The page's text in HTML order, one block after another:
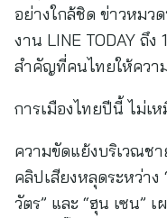
อย่างใกล้ชิด ข่าวหมว
งาน LINE TODAY ถึ
สำคัญที่คนไทยให้ควา
การเมืองไทยปีนี้ ไม่เ
ความขัดแย้งบริเวณช
คลิปเสียงหลุดระหว่า
วัตร” และ “ฮุน เซน”